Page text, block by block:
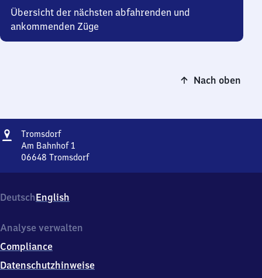
Übersicht der nächsten abfahrenden und
ankommenden Züge
Nach oben
Adresse
TromsdorfTromsdorf
Am Bahnhof 1
06648 Tromsdorf
Bahnhof
1,
6
4
8
DeutschEnglish
Analyse verwalten
Compliance
Datenschutzhinweise